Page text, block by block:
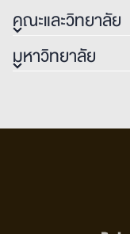
คณะและวิทยาลัย
มหาวิทยาลัย